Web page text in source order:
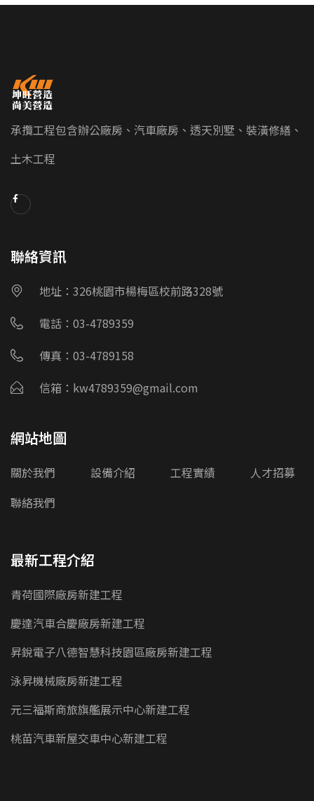
承攬工程包含辦公廠房、汽車廠房、透天別墅、裝潢修繕、
土木工程
聯絡資訊
地址：326桃園市楊梅區校前路328號
電話：03-4789359
傳真：03-4789158
信箱：kw4789359@gmail.com
網站地圖
關於我們 設備介紹 工程實績
人才招募
聯絡我們
最新工程介紹
青荷國際廠房新建工程
慶達汽車合慶廠房新建工程
昇銳電子八德智慧科技園區廠房新建工程
泳昇機械廠房新建工程
元三福斯商旅旗艦展示中心新建工程
桃苗汽車新屋交車中心新建工程